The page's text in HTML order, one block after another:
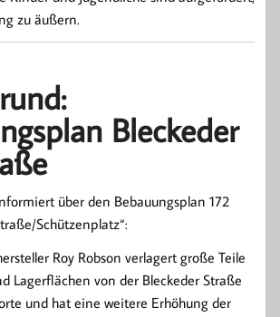
zu äußern.
Bleckeder
über den Bebauungsplan 172
Schützenplatz“:
Roy Robson verlagert große Teile
Lagerflächen von der Bleckeder Straße
und hat eine weitere Erhöhung der